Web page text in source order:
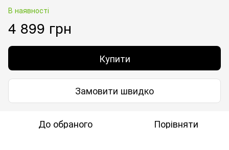
В наявності
4 899 грн
Купити
Замовити швидко
До обраного Порівняти